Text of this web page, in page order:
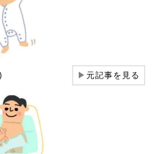
▶元記事を見る